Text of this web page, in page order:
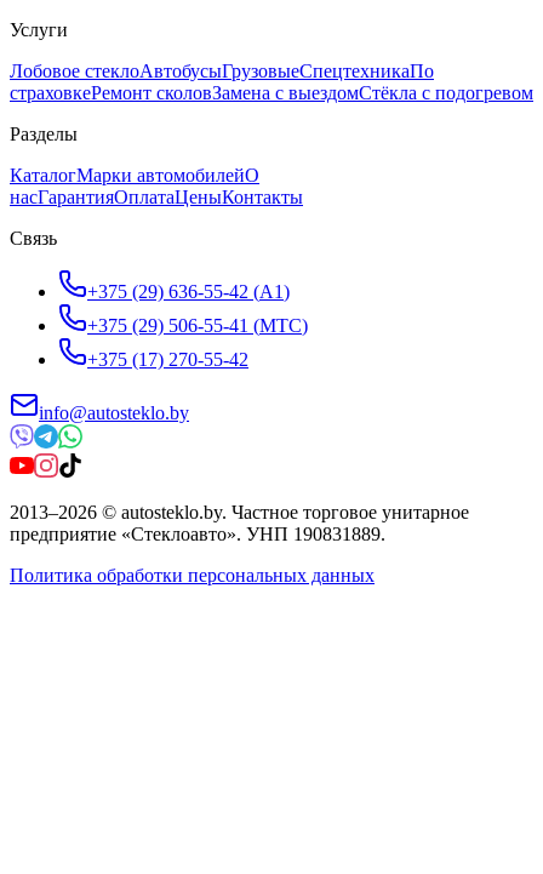
Услуги
Лобовое стеклоАвтобусыГрузовыеСпецтехникаПо
страховкеРемонт сколовЗамена с выездомСтёкла с подогревом
Разделы
КаталогМарки автомобилейО
насГарантияОплатаЦеныКонтакты
Связь
+375 (29) 636-55-42 (A1)
+375 (29) 506-55-41 (МТС)
+375 (17) 270-55-42
info@autosteklo.by
2013–2026 © autosteklo.by. Частное торговое унитарное
предприятие «Стеклоавто». УНП 190831889.
Политика обработки персональных данных